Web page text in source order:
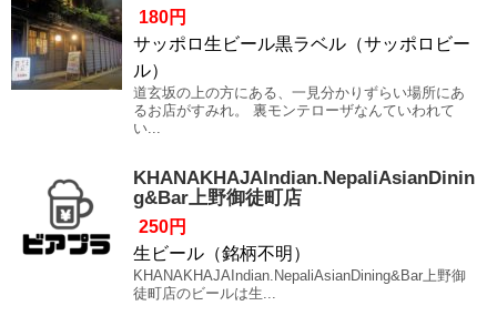
180円
サッポロ生ビール黒ラベル（サッポロビー
ル）
道玄坂の上の方にある、一見分かりずらい場所にあ
るお店がすみれ。 裏モンテローザなんていわれて
い...
KHANAKHAJAIndian.NepaliAsianDinin
g&Bar上野御徒町店
250円
生ビール（銘柄不明）
KHANAKHAJAIndian.NepaliAsianDining&Bar上野御
徒町店のビールは生...